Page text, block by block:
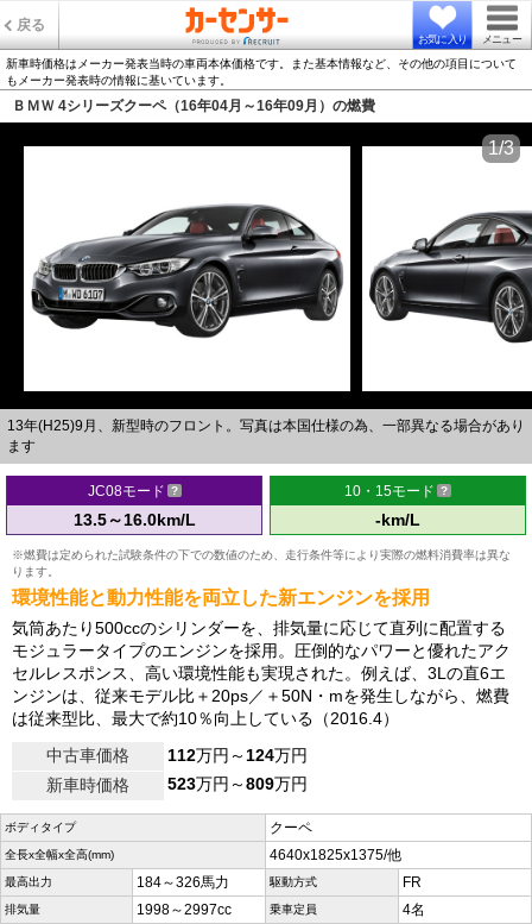
戻る
お気に入り メニュー
新車時価格はメーカー発表当時の車両本体価格です。また基本情報など、その他の項目について
もメーカー発表時の情報に基いています。
ＢＭＷ 4シリーズクーペ（16年04月～16年09月）の燃費
13年(H25)9月、新型時のフロント。写真は本国仕様の為、一部異なる場合があり
ます
1/3
JC08モード
13.5～16.0km/L
10・15モード
-km/L
※燃費は定められた試験条件の下での数値のため、走行条件等により実際の燃料消費率は異な
ります。
環境性能と動力性能を両立した新エンジンを採用
気筒あたり500ccのシリンダーを、排気量に応じて直列に配置する
モジュラータイプのエンジンを採用。圧倒的なパワーと優れたアク
セルレスポンス、高い環境性能も実現された。例えば、3Lの直6エ
ンジンは、従来モデル比＋20ps／＋50N・mを発生しながら、燃費
は従来型比、最大で約10％向上している（2016.4）
中古車価格
112万円～124万円
新車時価格
523万円～809万円
ボディタイプ クーペ
全長x全幅x全高(mm) 4640x1825x1375/他
最高出力 184～326馬力 駆動方式 FR
排気量 1998～2997cc 乗車定員 4名